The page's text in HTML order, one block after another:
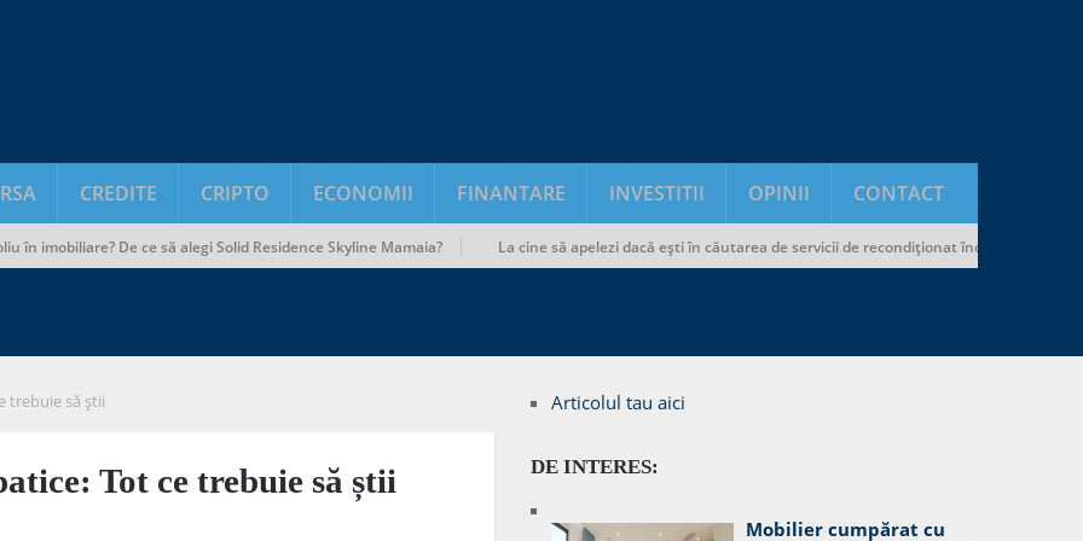
CREDITE CRIPTO ECONOMII FINANTARE INVESTITII OPINII CONTACT
De ce să alegi Solid Residence Skyline Mamaia? La cine să apelezi dacă ești în căutarea de servicii de recondiționat încălțăminte și genți
trebuie să știi
Tot ce trebuie să știi
Articolul tau aici
DE INTERES:
Mobilier cumpărat cu